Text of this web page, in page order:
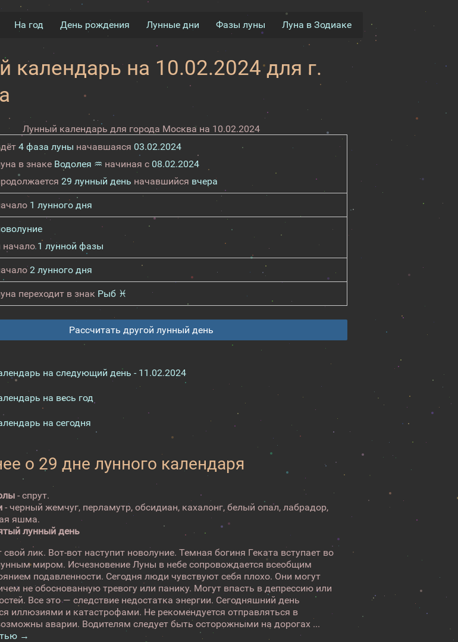
На год День рождения Лунные дни Фазы луны Луна в Зодиаке
календарь на 10.02.2024 для г.
Лунный календарь для города Москва на 10.02.2024
4 фаза луны начавшаяся 03.02.2024
в знаке Водолея ♒ начиная с 08.02.2024
29 лунный день начавшийся вчера
1 лунного дня
начало1 лунной фазы
2 лунного дня
переходит в знак Рыб ♓
Рассчитать другой лунный день
на следующий день - 11.02.2024
на весь год
на сегодня
о 29 дне лунного календаря
- спрут.
- черный жемчуг, перламутр, обсидиан, кахалонг, белый опал, лабрадор,
яшма.
лунный день
лик. Вот-вот наступит новолуние. Темная богиня Геката вступает во
миром. Исчезновение Луны в небе сопровождается всеобщим
подавленности. Сегодня люди чувствуют себя плохо. Они могут
не обоснованную тревогу или панику. Могут впасть в депрессию или
Все это — следствие недостатка энергии. Сегодняшний день
иллюзиями и катастрофами. Не рекомендуется отправляться в
аварии. Водителям следует быть осторожными на дорогах ...
→